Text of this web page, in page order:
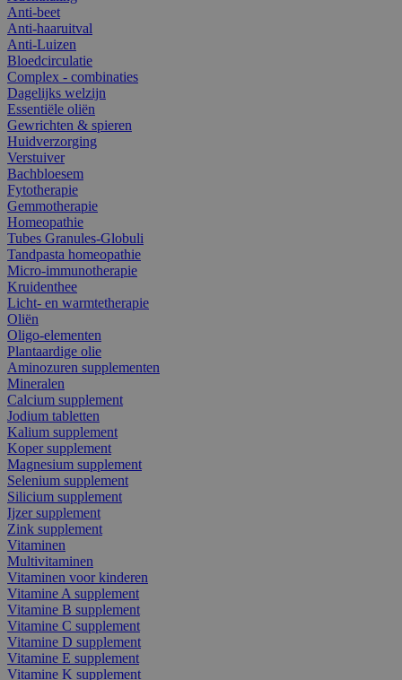
Anti-beet
Anti-haaruitval
Anti-Luizen
Bloedcirculatie
Complex - combinaties
Dagelijks welzijn
Essentiële oliën
Gewrichten & spieren
Huidverzorging
Verstuiver
Bachbloesem
Fytotherapie
Gemmotherapie
Homeopathie
Tubes Granules-Globuli
Tandpasta homeopathie
Micro-immunotherapie
Kruidenthee
Licht- en warmtetherapie
Oliën
Oligo-elementen
Plantaardige olie
Aminozuren supplementen
Mineralen
Calcium supplement
Jodium tabletten
Kalium supplement
Koper supplement
Magnesium supplement
Selenium supplement
Silicium supplement
Ijzer supplement
Zink supplement
Vitaminen
Multivitaminen
Vitaminen voor kinderen
Vitamine A supplement
Vitamine B supplement
Vitamine C supplement
Vitamine D supplement
Vitamine E supplement
Vitamine K supplement